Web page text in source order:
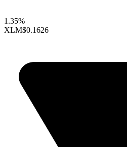
1.35%
XLM$0.1626